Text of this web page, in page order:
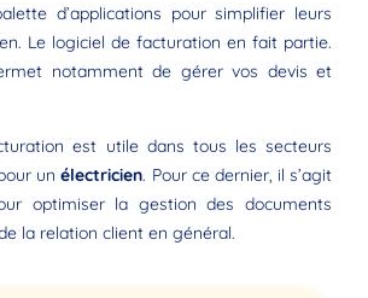
d’applications pour simplifier leurs
Le logiciel de facturation en fait partie.
notamment de gérer vos devis et
est utile dans tous les secteurs
unélectricien. Pour ce dernier, il s’agit
optimiser la gestion des documents
la relation client en général.